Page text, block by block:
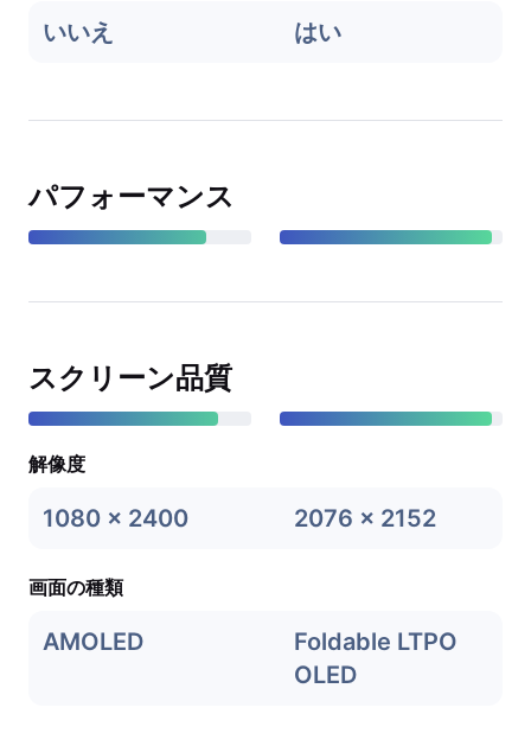
いいえ はい
パフォーマンス
スクリーン品質
解像度
1080 x 2400 2076 x 2152
画面の種類
AMOLED
Foldable LTPO
OLED